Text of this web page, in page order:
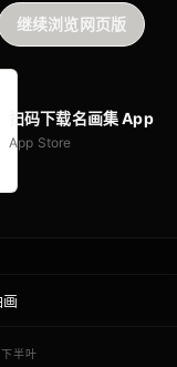
继续浏览网页版
扫码下载名画集 App
App Store
半叶